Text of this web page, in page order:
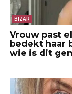
BIZAR
Vrouw past
bedekt haar
wie is dit